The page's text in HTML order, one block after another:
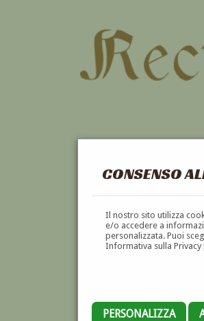
CONSENSO
Il nostro sito utilizza
e/o accedere a
personalizzata. Puoi
Informativa sulla
PERSONALIZZA
GUSTAF